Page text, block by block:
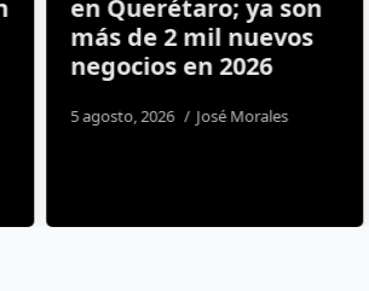
en Querétaro; ya son
más de 2 mil nuevos
negocios en 2026
5 agosto, 2026 José Morales